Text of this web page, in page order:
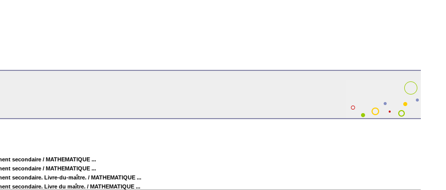
secondaire / MATHEMATIQUE ...
secondaire / MATHEMATIQUE ...
secondaire. Livre-du-maître. / MATHEMATIQUE ...
secondaire. Livre du maître. / MATHEMATIQUE ...